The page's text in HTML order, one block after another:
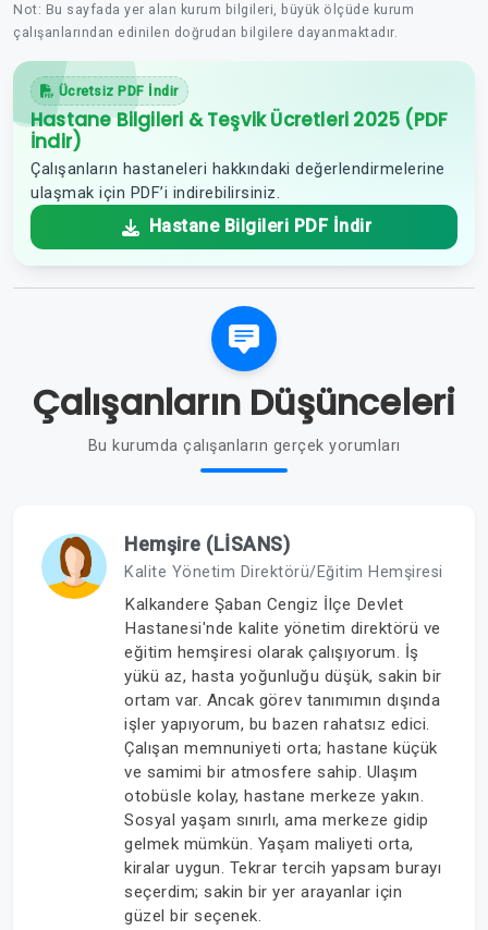
Not: Bu sayfada yer alan kurum bilgileri, büyük ölçüde kurum
çalışanlarından edinilen doğrudan bilgilere dayanmaktadır.
Ücretsiz PDF İndir
Hastane Bilgileri & Teşvik Ücretleri 2025 (PDF
İndir)
Çalışanların hastaneleri hakkındaki değerlendirmelerine
ulaşmak için PDF’i indirebilirsiniz.
Hastane Bilgileri PDF İndir
Çalışanların Düşünceleri
Bu kurumda çalışanların gerçek yorumları
Hemşire (LİSANS)
Kalite Yönetim Direktörü/Eğitim Hemşiresi
Kalkandere Şaban Cengiz İlçe Devlet
Hastanesi'nde kalite yönetim direktörü ve
eğitim hemşiresi olarak çalışıyorum. İş
yükü az, hasta yoğunluğu düşük, sakin bir
ortam var. Ancak görev tanımımın dışında
işler yapıyorum, bu bazen rahatsız edici.
Çalışan memnuniyeti orta; hastane küçük
ve samimi bir atmosfere sahip. Ulaşım
otobüsle kolay, hastane merkeze yakın.
Sosyal yaşam sınırlı, ama merkeze gidip
gelmek mümkün. Yaşam maliyeti orta,
kiralar uygun. Tekrar tercih yapsam burayı
seçerdim; sakin bir yer arayanlar için
güzel bir seçenek.